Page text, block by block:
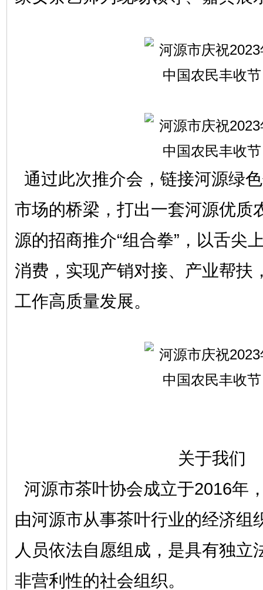
通过此次推介会，链接河源绿
市场的桥梁，打出一套河源优质
源的招商推介“组合拳”，以舌尖
消费，实现产销对接、产业帮扶
工作高质量发展。
关于我们
河源市茶叶协会成立于2016年
由河源市从事茶叶行业的经济组
人员依法自愿组成，是具有独立
非营利性的社会组织。